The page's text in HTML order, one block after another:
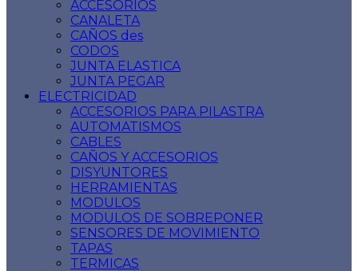
ACCESORIOS
CANALETA
CAÑOS des
CODOS
JUNTA ELASTICA
JUNTA PEGAR
ELECTRICIDAD
ACCESORIOS PARA PILASTRA
AUTOMATISMOS
CABLES
CAÑOS Y ACCESORIOS
DISYUNTORES
HERRAMIENTAS
MODULOS
MODULOS DE SOBREPONER
SENSORES DE MOVIMIENTO
TAPAS
TERMICAS